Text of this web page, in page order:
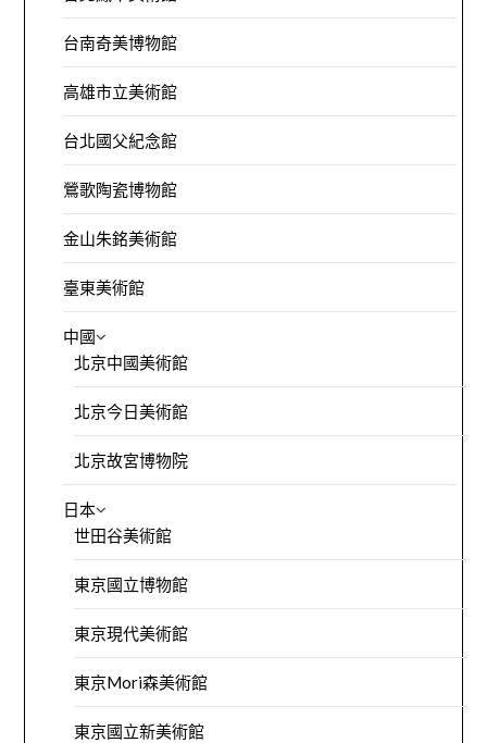
台南奇美博物館
高雄市立美術館
台北國父紀念館
鶯歌陶瓷博物館
金山朱銘美術館
臺東美術館
中國
北京中國美術館
北京今日美術館
北京故宮博物院
日本
世田谷美術館
東京國立博物館
東京現代美術館
東京Mori森美術館
東京國立新美術館